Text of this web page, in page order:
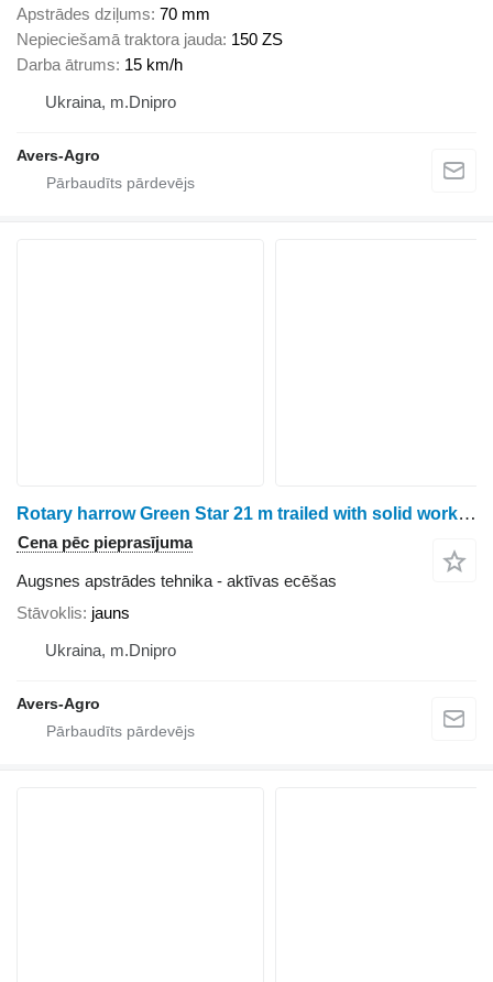
Apstrādes dziļums 70 mm
Nepieciešamā traktora jauda 150 ZS
Darba ātrums 15 km/h
Ukraina, m.Dnipro
Avers-Agro
Rotary harrow Green Star 21 m trailed with solid working bodies
Cena pēc pieprasījuma
Augsnes apstrādes tehnika - aktīvas ecēšas
Stāvoklis jauns
Ukraina, m.Dnipro
Avers-Agro